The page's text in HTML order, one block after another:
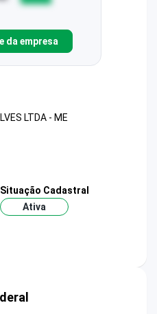
da empresa
LTDA - ME
Situação Cadastral
Ativa